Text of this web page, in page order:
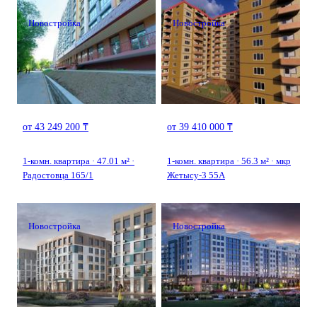
Новостройка
от 43 249 200 ₸
1-комн. квартира · 47.01 м² ·
Радостовца 165/1
Новостройка
от 39 410 000 ₸
1-комн. квартира · 56.3 м² · мкр
Жетысу-3 55А
Новостройка Новостройка